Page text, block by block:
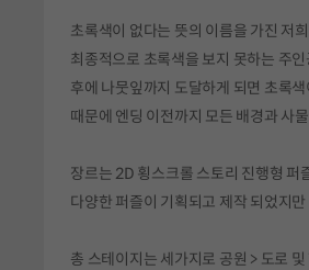
초록색이 없다는 뜻의 이름을 가진 저
최종적으로 초록색을 보지 못하는 주
후에 나뭇잎까지 도달하게 되면 초록
때문에 엔딩 이전까지 모든 배경과 사
장르는 2D 횡스크롤 스토리 진행형 퍼
다양한 퍼즐이 기획되고 제작 되었지
총 스테이지는 세가지로 공원 > 도로